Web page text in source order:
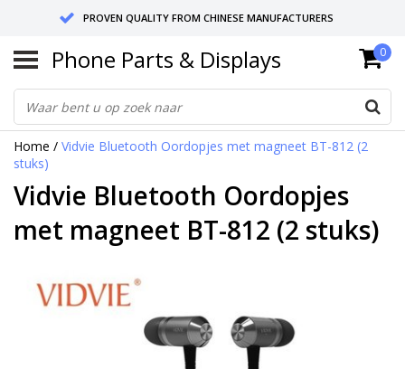
PROVEN QUALITY FROM CHINESE MANUFACTURERS
SEND RETURNS TO GERMANY OR NETHERLANDS
10 DAY SHIPPING
Phone Parts & Displays 0
Home / Vidvie Bluetooth Oordopjes met magneet BT-812 (2
stuks)
Vidvie Bluetooth Oordopjes
met magneet BT-812 (2 stuks)